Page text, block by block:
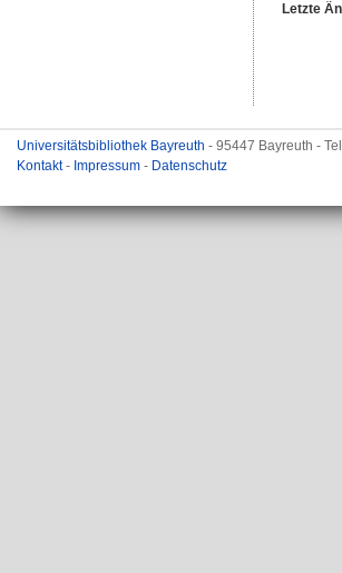
Letzte
Universitätsbibliothek Bayreuth - 95447 Bayreuth -
Kontakt- Impressum - Datenschutz